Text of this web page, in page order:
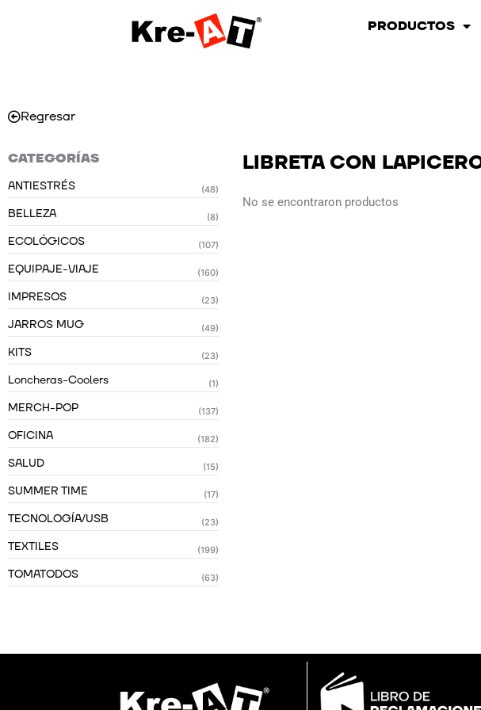
PRODUCTOS
Regresar
CATEGORÍAS
ANTIESTRÉS (48)
BELLEZA (8)
ECOLÓGICOS (107)
EQUIPAJE-VIAJE (160)
IMPRESOS (23)
JARROS MUG (49)
KITS (23)
Loncheras-Coolers (1)
MERCH-POP (137)
OFICINA (182)
SALUD (15)
SUMMER TIME (17)
TECNOLOGÍA/USB (23)
TEXTILES (199)
TOMATODOS (63)
LIBRETA CON
No se encontraron productos